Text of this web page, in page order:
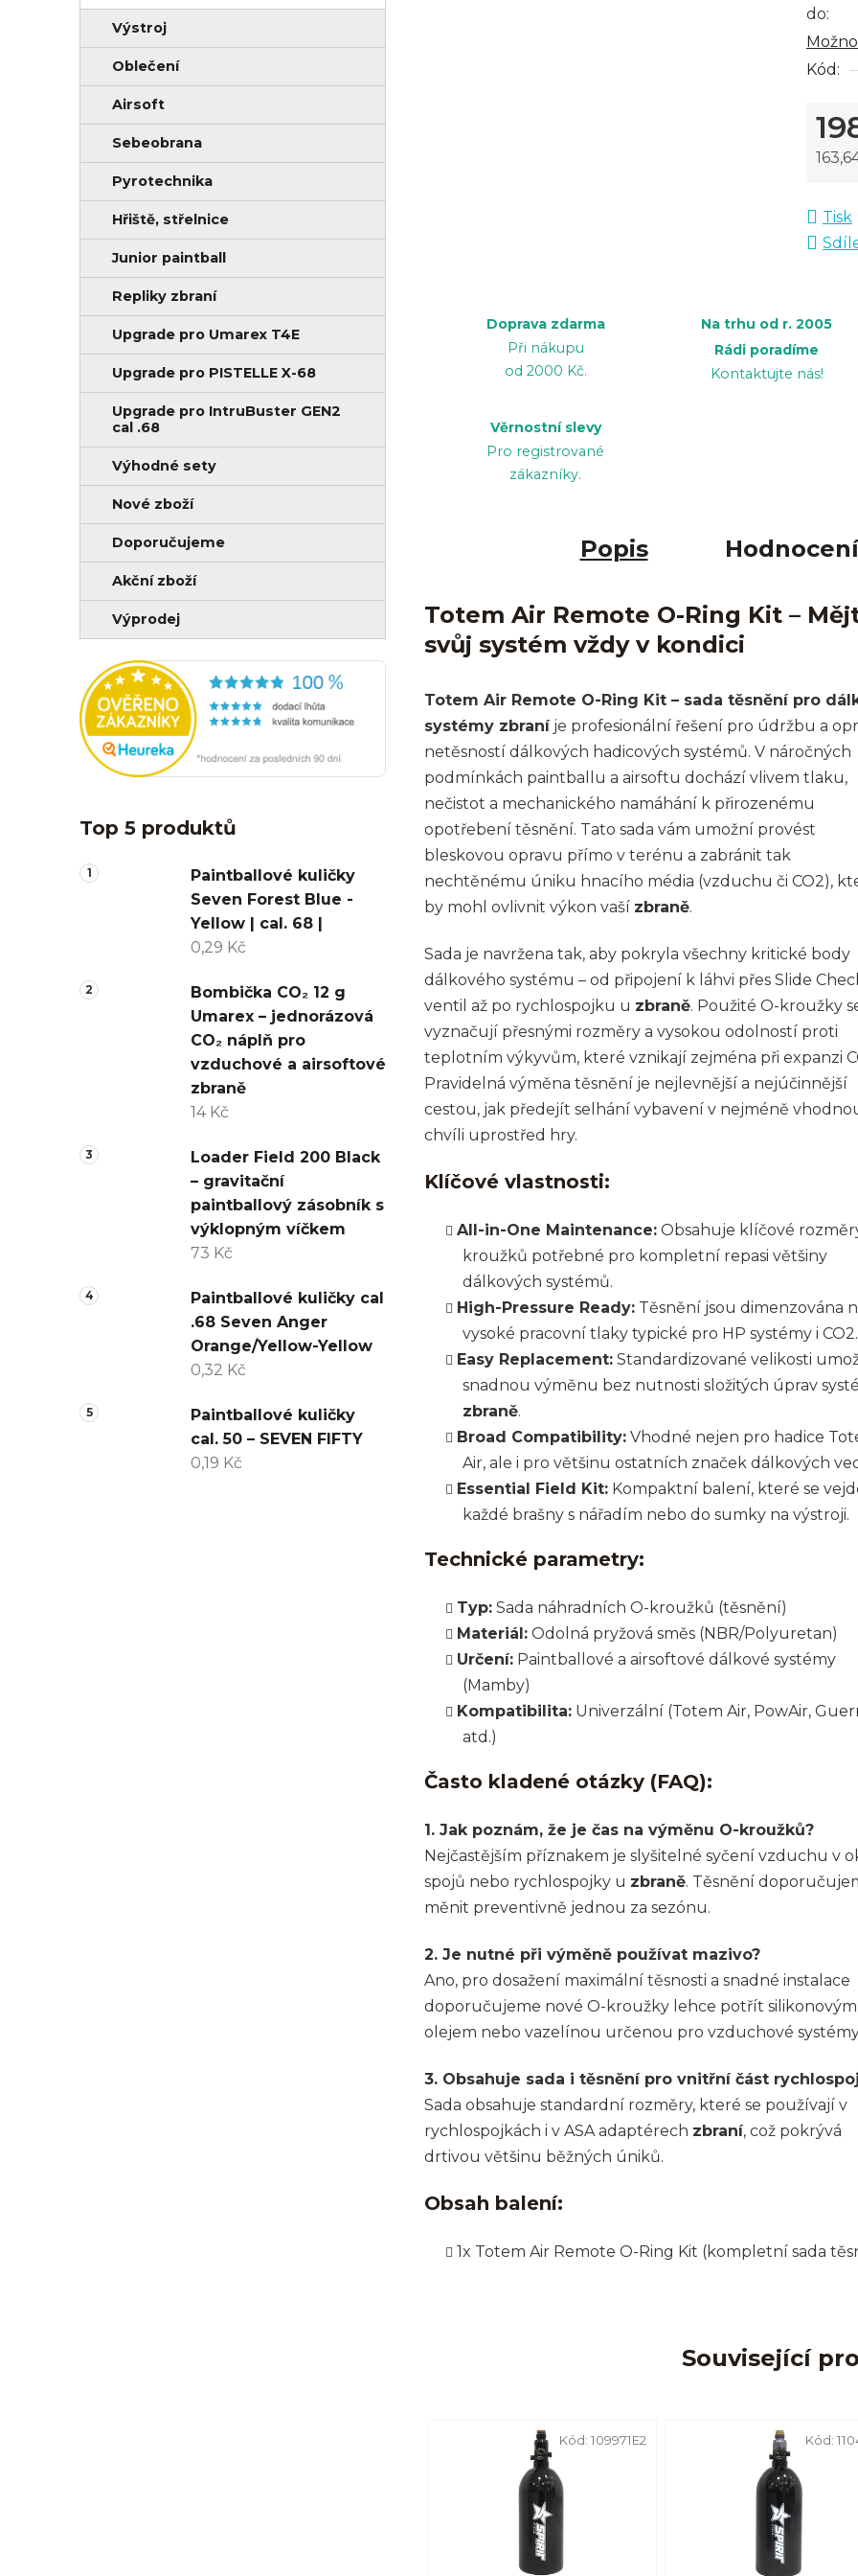
Výstroj
Oblečení
Airsoft
Sebeobrana
Pyrotechnika
Hřiště, střelnice
Junior paintball
Repliky zbraní
Upgrade pro Umarex T4E
Upgrade pro PISTELLE X-68
Upgrade pro IntruBuster GEN2
cal .68
Výhodné sety
Nové zboží
Doporučujeme
Akční zboží
Výprodej
Top 5 produktů
Paintballové kuličky
Seven Forest Blue -
Yellow | cal. 68 |
0,29 Kč
Bombička CO₂ 12 g
Umarex – jednorázová
CO₂ náplň pro
vzduchové a airsoftové
zbraně
14 Kč
Loader Field 200 Black
– gravitační
paintballový zásobník s
výklopným víčkem
73 Kč
Paintballové kuličky cal
.68 Seven Anger
Orange/Yellow-Yellow
0,32 Kč
Paintballové kuličky
cal. 50 – SEVEN FIFTY
0,19 Kč
do:
Kód:
Tisk
Doprava zdarma
Při nákupu
od 2000 Kč.
Na trhu od r. 2005
Rádi poradíme
Kontaktujte nás!
Věrnostní slevy
Pro registrované
zákazníky.
Popis Hodnocení
Totem Air Remote O-Ring Kit –
svůj systém vždy v kondici
Totem Air Remote O-Ring Kit – sada těsnění pro
systémy zbraníje profesionální řešení pro údržbu a
netěsností dálkových hadicových systémů. V náročných
podmínkách paintballu a airsoftu dochází vlivem tlaku,
nečistot a mechanického namáhání k přirozenému
opotřebení těsnění. Tato sada vám umožní provést
bleskovou opravu přímo v terénu a zabránit tak
nechtěnému úniku hnacího média (vzduchu či CO2),
by mohl ovlivnit výkon vaší zbraně.
Sada je navržena tak, aby pokryla všechny kritické body
dálkového systému – od připojení k láhvi přes Slide
ventil až po rychlospojku u zbraně. Použité O-kroužky
vyznačují přesnými rozměry a vysokou odolností proti
teplotním výkyvům, které vznikají zejména při expanzi
Pravidelná výměna těsnění je nejlevnější a nejúčinnější
cestou, jak předejít selhání vybavení v nejméně
chvíli uprostřed hry.
Klíčové vlastnosti:
All-in-One Maintenance: Obsahuje klíčové
kroužků potřebné pro kompletní repasi většiny
dálkových systémů.
High-Pressure Ready: Těsnění jsou dimenzována
vysoké pracovní tlaky typické pro HP systémy i CO2.
Easy Replacement: Standardizované velikosti
snadnou výměnu bez nutnosti složitých úprav
zbraně.
Broad Compatibility: Vhodné nejen pro hadice
Air, ale i pro většinu ostatních značek dálkových
Essential Field Kit: Kompaktní balení, které se
každé brašny s nářadím nebo do sumky na výstroji.
Technické parametry:
Typ: Sada náhradních O-kroužků (těsnění)
Materiál: Odolná pryžová směs (NBR/Polyuretan)
Určení: Paintballové a airsoftové dálkové systémy
(Mamby)
Kompatibilita: Univerzální (Totem Air, PowAir,
atd.)
Často kladené otázky (FAQ):
1. Jak poznám, že je čas na výměnu O-kroužků?
Nejčastějším příznakem je slyšitelné syčení vzduchu v
spojů nebo rychlospojky u zbraně. Těsnění
měnit preventivně jednou za sezónu.
2. Je nutné při výměně používat mazivo?
Ano, pro dosažení maximální těsnosti a snadné instalace
doporučujeme nové O-kroužky lehce potřít silikonovým
olejem nebo vazelínou určenou pro vzduchové
3. Obsahuje sada i těsnění pro vnitřní část
Sada obsahuje standardní rozměry, které se používají v
rychlospojkách i v ASA adaptérech zbraní, což pokrývá
drtivou většinu běžných úniků.
Obsah balení:
1x Totem Air Remote O-Ring Kit (kompletní sada
Související
Kód:109971E2 Kód: